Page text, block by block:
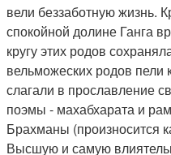
вели беззаботную жизнь.
спокойной долине Ганга
кругу этих родов
вельможеских родов
слагали в прославление
поэмы - махабхарата и
Брахманы (произносится
Высшую и самую